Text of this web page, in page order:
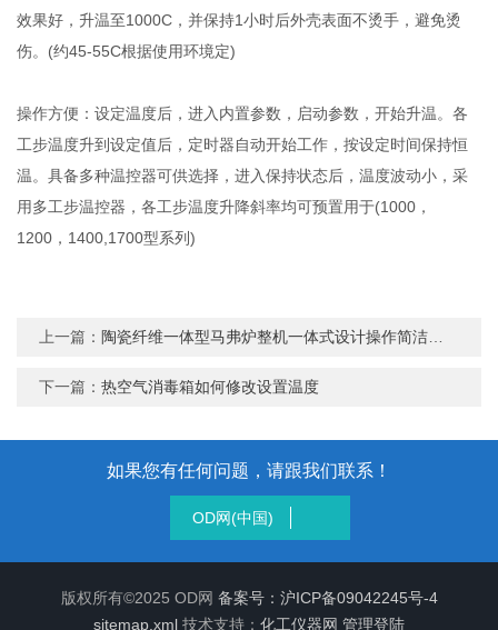
效果好，升温至1000C，并保持1小时后外壳表面不烫手，避免烫
伤。(约45-55C根据使用环境定)
操作方便：设定温度后，进入内置参数，启动参数，开始升温。各
工步温度升到设定值后，定时器自动开始工作，按设定时间保持恒
温。具备多种温控器可供选择，进入保持状态后，温度波动小，采
用多工步温控器，各工步温度升降斜率均可预置用于(1000，
1200，1400,1700型系列)
上一篇： 陶瓷纤维一体型马弗炉整机一体式设计操作简洁应用广泛
下一篇：热空气消毒箱如何修改设置温度
如果您有任何问题，请跟我们联系！
OD网(中国)
版权所有©2025 OD网 备案号：沪ICP备09042245号-4
sitemap.xml 技术支持： 化工仪器网 管理登陆